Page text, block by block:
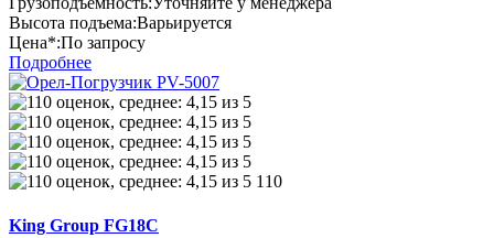
Высота подъема:Варьируется
Цена*:По запросу
Подробнее
110
King Group FG18C